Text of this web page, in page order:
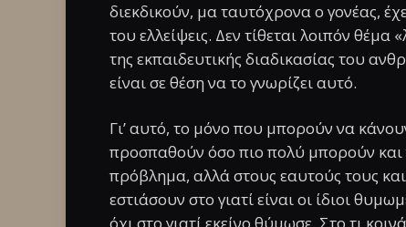
διεκδικούν, μα ταυτόχρονα ο γονέας,
του ελλείψεις. Δεν τίθεται λοιπόν
της εκπαιδευτικής διαδικασίας του
είναι σε θέση να το γνωρίζει αυτό.
Γι’ αυτό, το μόνο που μπορούν να
προσπαθούν όσο πιο πολύ μπορούν και
πρόβλημα, αλλά στους εαυτούς τους
εστιάσουν στο γιατί είναι οι ίδιοι